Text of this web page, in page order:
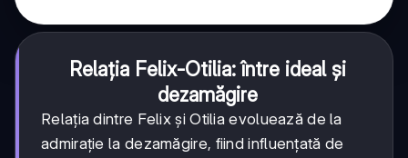
Relația Felix-Otilia: între ideal și
dezamăgire
Relația dintre Felix și Otilia evoluează de la
admirație la dezamăgire, fiind influențată de